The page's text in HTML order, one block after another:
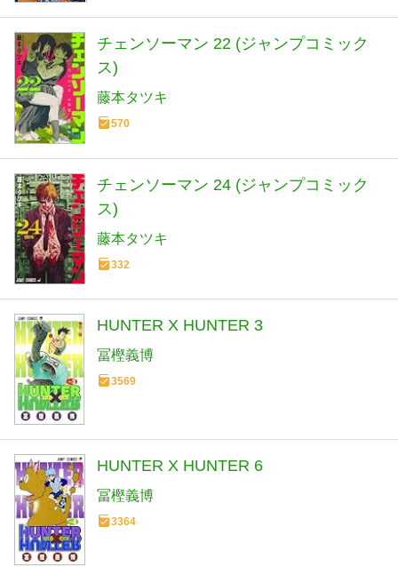
チェンソーマン 22 (ジャンプコミック
ス)
藤本タツキ
570
チェンソーマン 24 (ジャンプコミック
ス)
藤本タツキ
332
HUNTER X HUNTER 3
冨樫義博
3569
HUNTER X HUNTER 6
冨樫義博
3364